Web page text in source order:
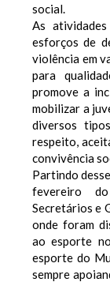
social.
As
esforços de
violência em
para
promove a
mobilizar a
diversos
respeito,
convivência
Partindo
fevereiro
Secretários e
onde foram
ao esporte
esporte do
sempre